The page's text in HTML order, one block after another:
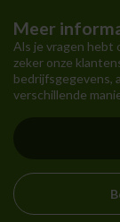
Meer
Als je vragen hebt
zeker onze
bedrijfsgegevens,
verschillende